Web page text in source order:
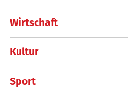
Wirtschaft
Kultur
Sport